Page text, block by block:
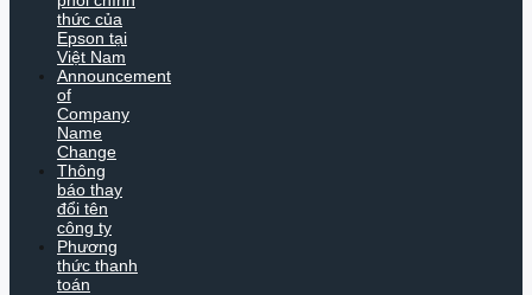
thức của
Epson tại
Việt Nam
Announcement
of
Company
Name
Change
Thông
báo thay
đổi tên
công ty
Phương
thức thanh
toán